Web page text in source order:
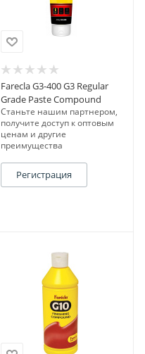
Farecla G3-400 G3 Regular
Grade Paste Compound
Станьте нашим партнером,
получите доступ к оптовым
ценам и другие
преимущества
Регистрация